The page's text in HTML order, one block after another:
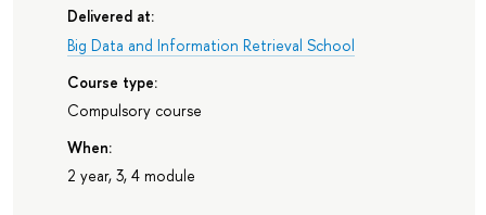
Delivered at:
Big Data and Information Retrieval School
Course type:
Compulsory course
When:
2 year, 3, 4 module